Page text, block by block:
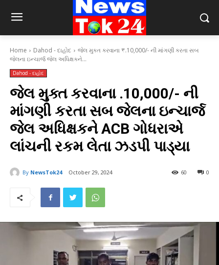
Home Dahod - દાહોદ
જેલ મુક્ત કરવાના ₹.10,000/- ની માંગણી કરતા સબ
જેલના ઇન્ચાર્જ જેલ અધિક્ષકને...
Dahod - દાહોદ
જેલ મુક્ત કરવાના ₹.10,000/- ની
માંગણી કરતા સબ જેલના ઇન્ચાર્જ
જેલ અધિક્ષકને ACB ગોધરાએ
લાંચની રકમ લેતા ઝડપી પાડ્યા
By NewsTok24 October 29, 2024 0
60